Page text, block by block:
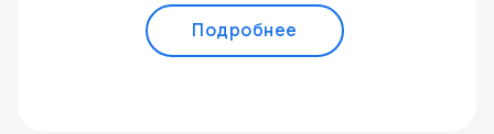
Подробнее